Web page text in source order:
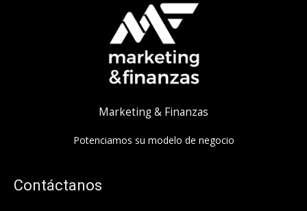
Marketing & Finanzas
Potenciamos su modelo de negocio
Contáctanos